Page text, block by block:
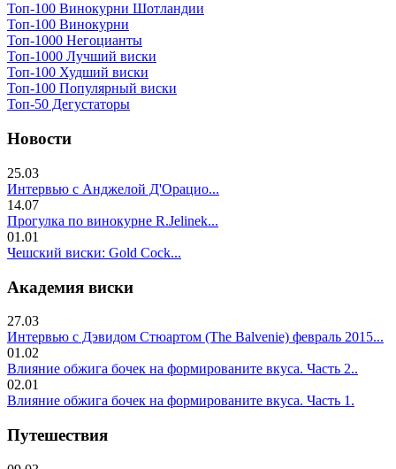
Топ-100 Винокурни Шотландии
Топ-100 Винокурни
Топ-1000 Негоцианты
Топ-1000 Лучший виски
Топ-100 Худший виски
Топ-100 Популярный виски
Топ-50 Дегустаторы
Новости
25.03
Интервью с Анджелой Д'Орацио...
14.07
Прогулка по винокурне R.Jelinek...
01.01
Чешский виски: Gold Cock...
Академия виски
27.03
Интервью с Дэвидом Стюартом (The Balvenie) февраль 2015...
01.02
Влияние обжига бочек на формированите вкуса. Часть 2..
02.01
Влияние обжига бочек на формированите вкуса. Часть 1.
Путешествия